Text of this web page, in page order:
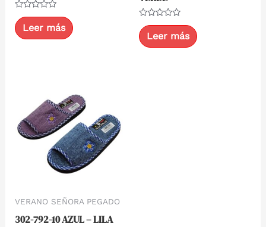
Valorado
con
0
de
Leer más
Valorado
con
0
de
Leer más
VERANO SEÑORA PEGADO
302-792-10 AZUL – LILA